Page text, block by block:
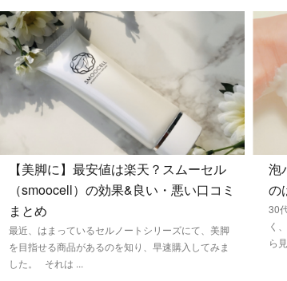
【美脚に】最安値は楽天？スムーセル
（smoocell）の効果&良い・悪い口コミ
まとめ
最近、はまっているセルノートシリーズにて、美脚
を目指せる商品があるのを知り、早速購入してみま
した。 それは ...
泡
の
30
く
ら